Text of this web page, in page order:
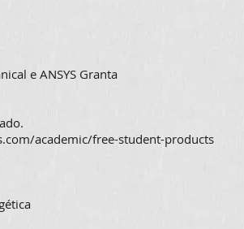
e ANSYS Granta
academic/free-student-products